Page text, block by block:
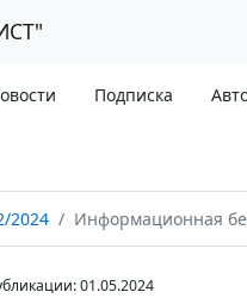
Подписка
2024 Информационная безопасность
01.05.2024